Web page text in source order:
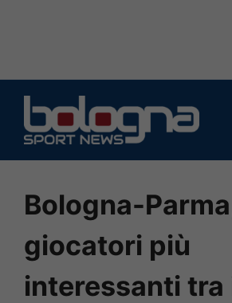
contenuto
Bologna-
giocatori più
interessanti tra